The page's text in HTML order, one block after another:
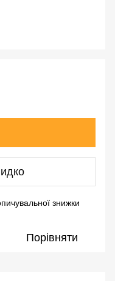
знижки
Порівняти